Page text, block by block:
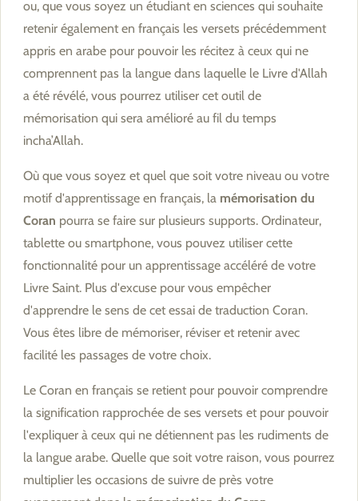
ou, que vous soyez un étudiant en sciences qui souhaite
retenir également en français les versets précédemment
appris en arabe pour pouvoir les récitez à ceux qui ne
comprennent pas la langue dans laquelle le Livre d'Allah
a été révélé, vous pourrez utiliser cet outil de
mémorisation qui sera amélioré au fil du temps
incha’Allah.
Où que vous soyez et quel que soit votre niveau ou votre
motif d'apprentissage en français, la mémorisation du
Coran pourra se faire sur plusieurs supports. Ordinateur,
tablette ou smartphone, vous pouvez utiliser cette
fonctionnalité pour un apprentissage accéléré de votre
Livre Saint. Plus d'excuse pour vous empêcher
d'apprendre le sens de cet essai de traduction Coran.
Vous êtes libre de mémoriser, réviser et retenir avec
facilité les passages de votre choix.
Le Coran en français se retient pour pouvoir comprendre
la signification rapprochée de ses versets et pour pouvoir
l'expliquer à ceux qui ne détiennent pas les rudiments de
la langue arabe. Quelle que soit votre raison, vous pourrez
multiplier les occasions de suivre de près votre